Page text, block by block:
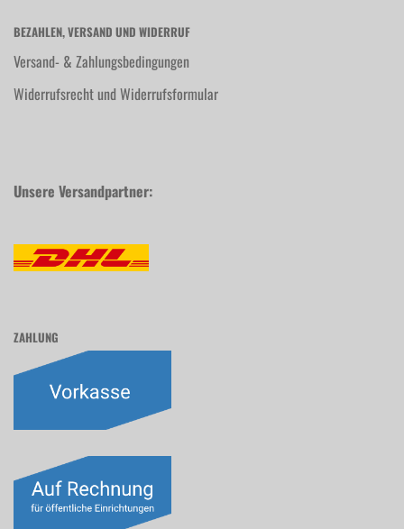
BEZAHLEN, VERSAND UND WIDERRUF
Versand- & Zahlungsbedingungen
Widerrufsrecht und Widerrufsformular
Unsere Versandpartner:
ZAHLUNG